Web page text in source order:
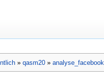
» qasm20 » analyse_facebook